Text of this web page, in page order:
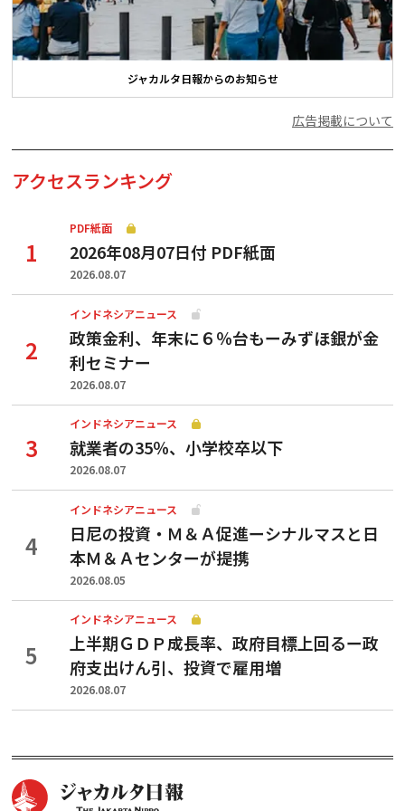
ジャカルタ日報からのお知らせ
広告掲載について
アクセスランキング
PDF紙面
2026年08月07日付 PDF紙面
2026.08.07
インドネシアニュース
政策金利、年末に６％台もーみずほ銀が金
利セミナー
2026.08.07
インドネシアニュース
就業者の35％、小学校卒以下
2026.08.07
インドネシアニュース
日尼の投資・Ｍ＆Ａ促進ーシナルマスと日
本Ｍ＆Ａセンターが提携
2026.08.05
インドネシアニュース
上半期ＧＤＰ成長率、政府目標上回るー政
府支出けん引、投資で雇用増
2026.08.07